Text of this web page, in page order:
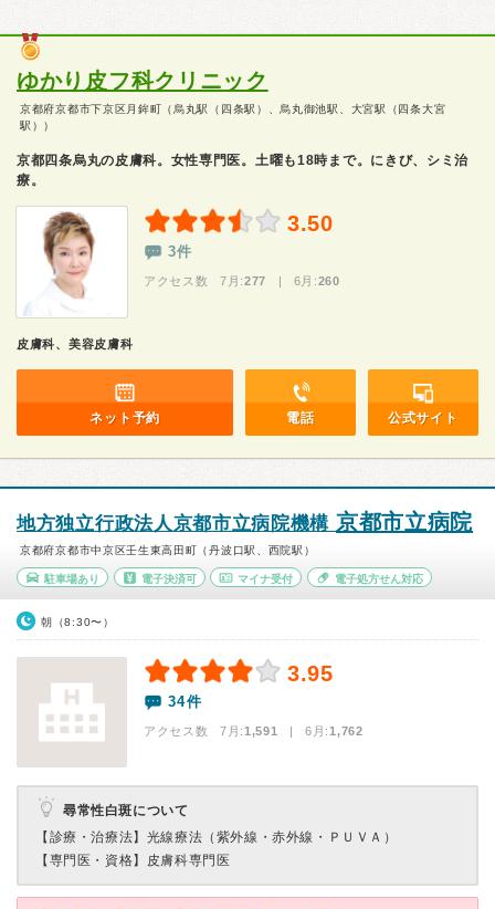
ゆかり皮フ科クリニック
京都府京都市下京区月鉾町（烏丸駅（四条駅）、烏丸御池駅、大宮駅（四条大宮
駅））
京都四条烏丸の皮膚科。女性専門医。土曜も18時まで。にきび、シミ治
療。
3.50
3件
アクセス数 7月:277 | 6月:260
皮膚科、美容皮膚科
ネット予約 電話 公式サイト
地方独立行政法人京都市立病院機構 京都市立病院
京都府京都市中京区壬生東高田町（丹波口駅、西院駅）
駐車場あり 電子決済可 マイナ受付 電子処方せん対応
朝（8:30〜）
3.95
34件
アクセス数 7月:1,591 | 6月:1,762
尋常性白斑について
【診療・治療法】 光線療法（紫外線・赤外線・ＰＵＶＡ）
【専門医・資格】 皮膚科専門医